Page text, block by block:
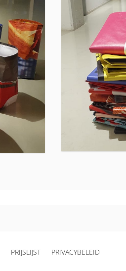
PRIJSLIJST PRIVACYBELEID